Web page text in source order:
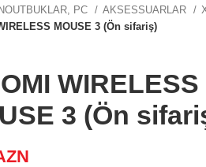
NOUTBUKLAR, PC AKSESSUARLAR
MOUSE 3 (Ön sifariş)
WIRELESS
3 (Ön